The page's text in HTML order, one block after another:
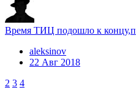
Время ТИЦ подошло к
aleksinov
22 Авг 2018
2 3 4